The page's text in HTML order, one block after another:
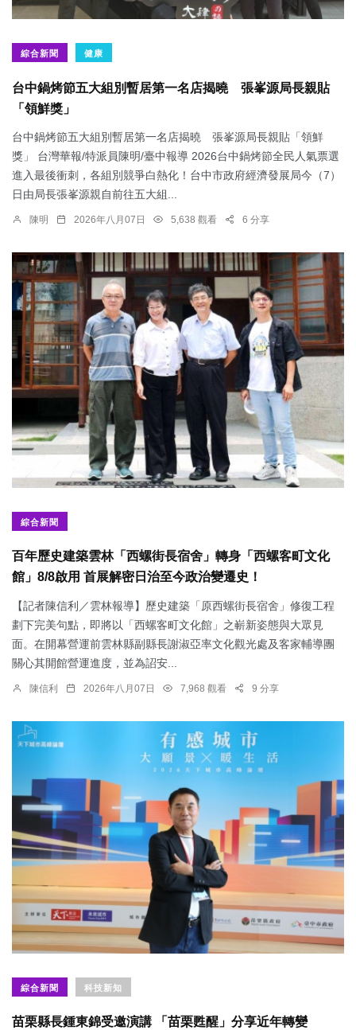
綜合新聞 健康
台中鍋烤節五大組別暫居第一名店揭曉 張峯源局長親貼
「領鮮獎」
台中鍋烤節五大組別暫居第一名店揭曉 張峯源局長親貼「領鮮
獎」 台灣華報/特派員陳明/臺中報導 2026台中鍋烤節全民人氣票選
進入最後衝刺，各組別競爭白熱化！台中市政府經濟發展局今（7）
日由局長張峯源親自前往五大組...
陳明 2026年八月07日 5,638 觀看 6 分享
綜合新聞
百年歷史建築雲林「西螺街長宿舍」轉身「西螺客町文化
館」8/8啟用 首展解密日治至今政治變遷史！
【記者陳信利／雲林報導】歷史建築「原西螺街長宿舍」修復工程
劃下完美句點，即將以「西螺客町文化館」之嶄新姿態與大眾見
面。在開幕營運前雲林縣副縣長謝淑亞率文化觀光處及客家輔導團
關心其開館營運進度，並為詔安...
陳信利 2026年八月07日 7,968 觀看 9 分享
綜合新聞 科技新知
苗栗縣長鍾東錦受邀演講 「苗栗甦醒」分享近年轉變